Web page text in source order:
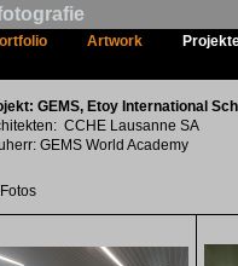
Artwork
GEMS, Etoy International
CCHE Lausanne SA
GEMS World Academy